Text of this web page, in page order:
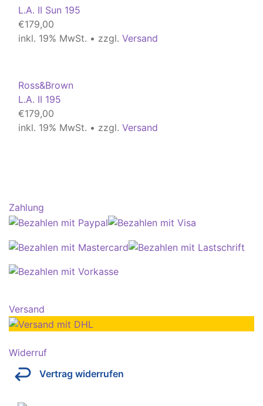
L.A. II Sun 195
€179,00
inkl. 19% MwSt. • zzgl. Versand
Ross&Brown
L.A. II 195
€179,00
inkl. 19% MwSt. • zzgl. Versand
Zahlung
Versand
Widerruf
Vertrag widerrufen